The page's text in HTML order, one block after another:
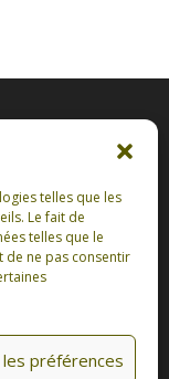
telles que les
Le fait de
telles que le
de ne pas consentir
les préférences